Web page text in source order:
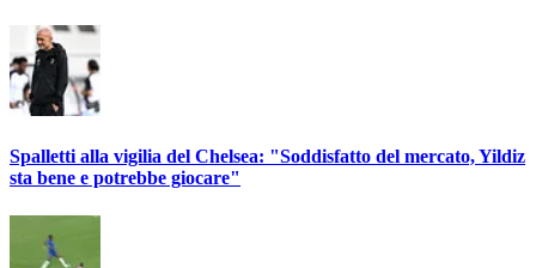
Spalletti alla vigilia del Chelsea: "Soddisfatto del mercato, Yildiz
sta bene e potrebbe giocare"